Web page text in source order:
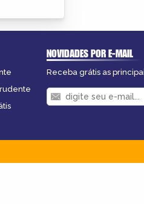
NOVIDADES POR E-MAIL
Receba grátis as